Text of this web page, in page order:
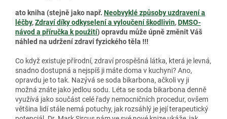
ato kniha (stejně jako např. Neobvyklé způsoby uzdravení a
léčby,Zdraví díky odkyselení a vyloučení škodlivin,DMSO-
návod a příručka k použití) opravdu může úpně změnit Váš
náhled na udržení zdraví fyzického těla !!!
Co když existuje přírodní, zdraví prospěšná látka, která je levná,
snadno dostupná a nejspíš ji máte doma v kuchyni? Ano,
opravdu je to tak. Nazývá se soda bikarbona, ačkoli vy ji
možná znáte jako jedlou sodu. Léta se soda bikarbona denně
využívá jako součást celé řady nemocničních procedur, ovšem
většina lidí stále nemá potuchy, jak rozsáhlý je její terapeutický